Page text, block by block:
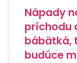
Nápady
príchodu
bábätká,
budúce